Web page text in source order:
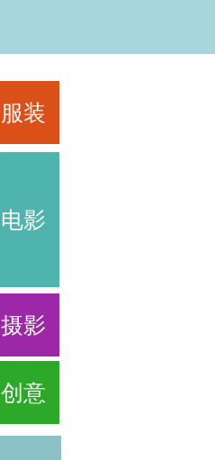
服装
电影
摄影
创意